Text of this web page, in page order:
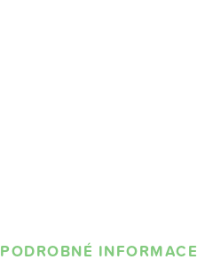
PODROBNÉ INFORMACE